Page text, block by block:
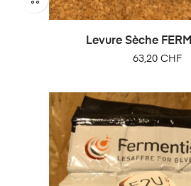
Levure Sèche
Prix
63,20 CHF